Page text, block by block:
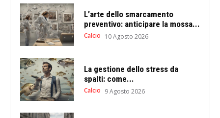
L’arte dello smarcamento
preventivo: anticipare la mossa...
Calcio 10 Agosto 2026
La gestione dello stress da
spalti: come...
Calcio 9 Agosto 2026